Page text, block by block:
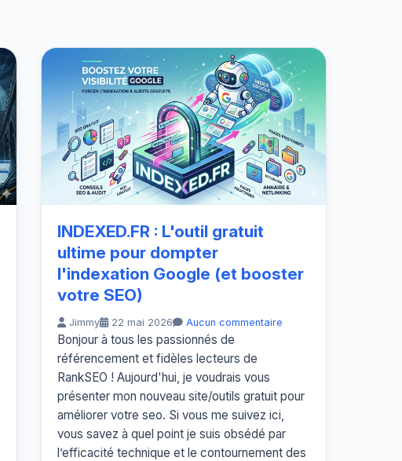
INDEXED.FR : L'outil gratuit
ultime pour dompter
l'indexation Google (et booster
votre SEO)
Jimmy 22 mai 2026 Aucun commentaire
Bonjour à tous les passionnés de
référencement et fidèles lecteurs de
RankSEO ! Aujourd'hui, je voudrais vous
présenter mon nouveau site/outils gratuit pour
améliorer votre seo. Si vous me suivez ici,
vous savez à quel point je suis obsédé par
l’efficacité technique et le contournement des